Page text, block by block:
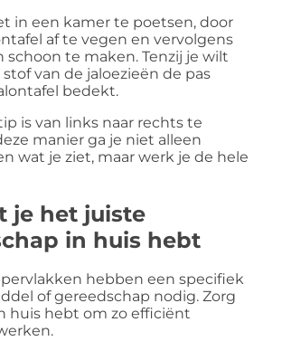
in een kamer te poetsen, door
af te vegen en vervolgens
schoon te maken. Tenzij je wilt
van de jaloezieën de pas
bedekt.
is van links naar rechts te
manier ga je niet alleen
wat je ziet, maar werk je de hele
je het juiste
in huis hebt
hebben een specifiek
of gereedschap nodig. Zorg
huis hebt om zo efficiënt